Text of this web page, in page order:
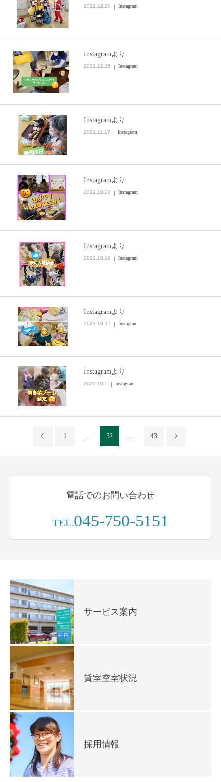
2021.12.20 Instagram
Instagramより
2021.12.15 Instagram
Instagramより
2021.11.17 Instagram
Instagramより
2021.10.24 Instagram
Instagramより
2021.10.19 Instagram
Instagramより
2021.10.17 Instagram
Instagramより
2021.10.5 Instagram
1 32 43
電話でのお問い合わせ
TEL.045-750-5151
サービス案内
貸室空室状況
採用情報